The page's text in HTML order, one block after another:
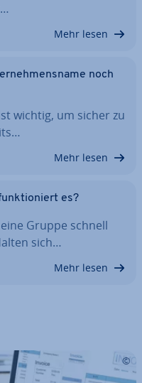
Mehr lesen
noch
wichtig, um sicher zu
Mehr lesen
es?
Gruppe schnell
sich…
Mehr lesen